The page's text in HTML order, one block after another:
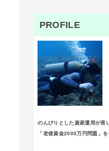
PROFILE
のんびりとした資産運用が長
「老後資金2000万円問題」